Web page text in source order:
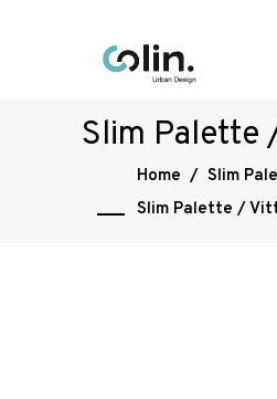
Slim Palette
Home / Slim
Slim Palette /